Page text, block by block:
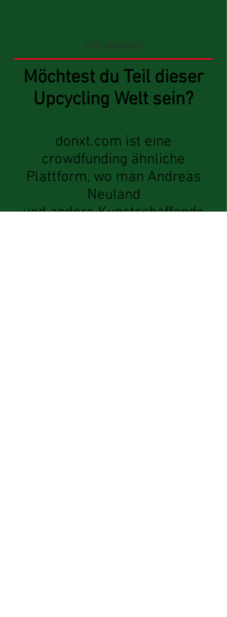
Mehr anzeigen
Möchtest du Teil dieser
Upcycling Welt sein?
donxt.com ist eine
crowdfunding ähnliche
Plattform, wo man Andreas
Neuland
und andere Kunstschaffende